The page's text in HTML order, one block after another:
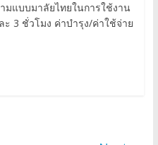
มแบบมาลัยไทยในการใช้งาน
3 ชั่วโมง ค่าบำรุง/ค่าใช้จ่าย